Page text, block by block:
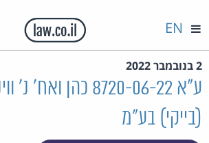
EN
2 בנובמבר 2022
ע"א 8720-06-22 כהן
(בייקי) בע"מ